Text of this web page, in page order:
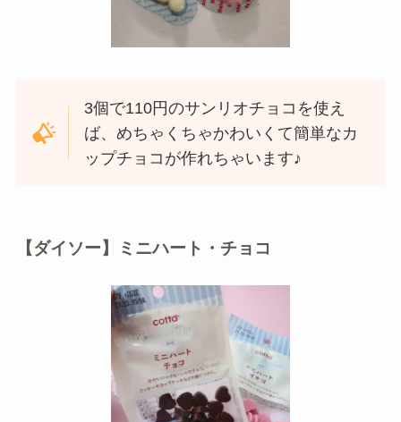
3個で110円のサンリオチョコを使え
ば、めちゃくちゃかわいくて簡単なカ
ップチョコが作れちゃいます♪
【ダイソー】ミニハート・チョコ